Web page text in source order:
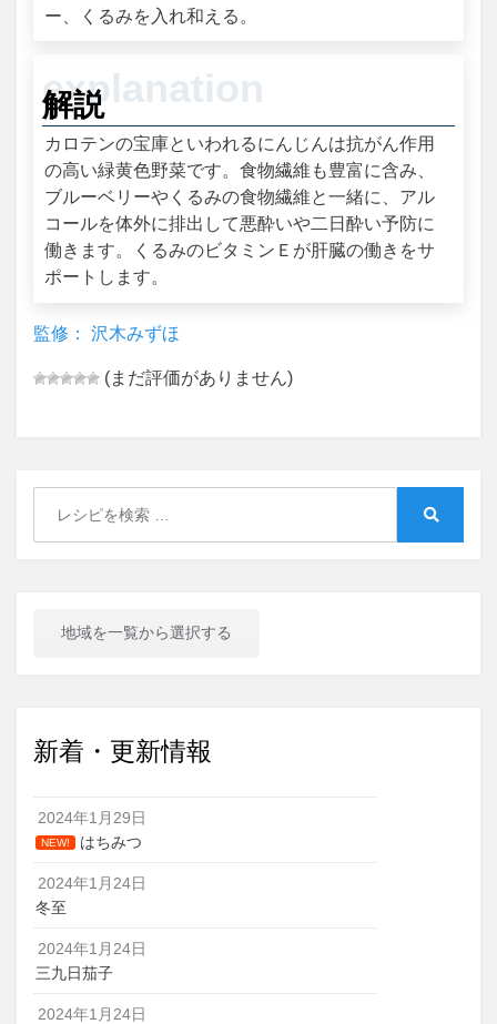
ー、くるみを入れ和える。
解説
カロテンの宝庫といわれるにんじんは抗がん作用
の高い緑黄色野菜です。食物繊維も豊富に含み、
ブルーベリーやくるみの食物繊維と一緒に、アル
コールを体外に排出して悪酔いや二日酔い予防に
働きます。くるみのビタミンＥが肝臓の働きをサ
ポートします。
監修： 沢木みずほ
(まだ評価がありません)
地域を一覧から選択する
新着・更新情報
2024年1月29日
NEW! はちみつ
2024年1月24日
冬至
2024年1月24日
三九日茄子
2024年1月24日